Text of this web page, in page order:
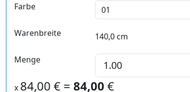
Farbe
Warenbreite 140,0 cm
Menge
x 84,00 € = 84,00 €